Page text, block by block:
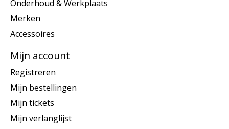
Onderhoud & Werkplaats
Merken
Accessoires
Mijn account
Registreren
Mijn bestellingen
Mijn tickets
Mijn verlanglijst